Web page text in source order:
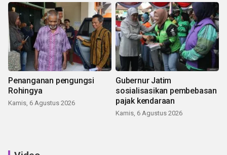
Penanganan pengungsi
Rohingya
Kamis, 6 Agustus 2026
Gubernur Jatim
sosialisasikan pembebasan
pajak kendaraan
Kamis, 6 Agustus 2026